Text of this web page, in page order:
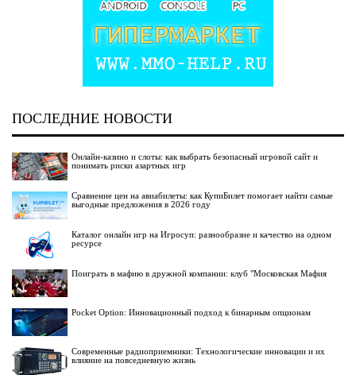
ПОСЛЕДНИЕ НОВОСТИ
Онлайн-казино и слоты: как выбрать безопасный игровой сайт и
понимать риски азартных игр
Сравнение цен на авиабилеты: как КупиБилет помогает найти самые
выгодные предложения в 2026 году
Каталог онлайн игр на Игросуп: разнообразие и качество на одном
ресурсе
Поиграть в мафию в дружной компании: клуб "Московская Мафия
Pocket Option: Инновационный подход к бинарным опционам
Современные радиоприемники: Технологические инновации и их
влияние на повседневную жизнь